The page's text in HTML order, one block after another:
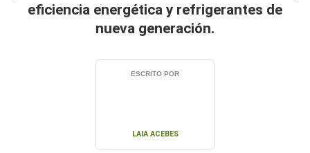
eficiencia energética y refrigerantes de
nueva generación.
ESCRITO POR
LAIA ACEBES